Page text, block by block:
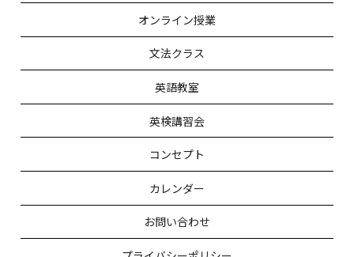
オンライン授業
文法クラス
英語教室
英検講習会
コンセプト
カレンダー
お問い合わせ